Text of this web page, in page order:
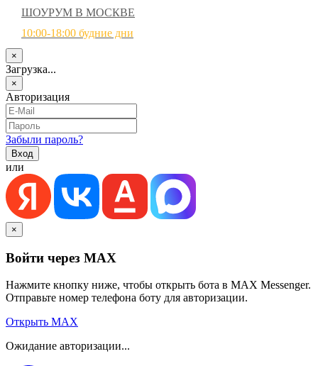
ШОУРУМ В МОСКВЕ
10:00-18:00 будние дни
×
Загрузка...
×
Авторизация
Забыли пароль?
или
×
Войти через MAX
Нажмите кнопку ниже, чтобы открыть бота в MAX Messenger.
Отправьте номер телефона боту для авторизации.
Открыть MAX
Ожидание авторизации...